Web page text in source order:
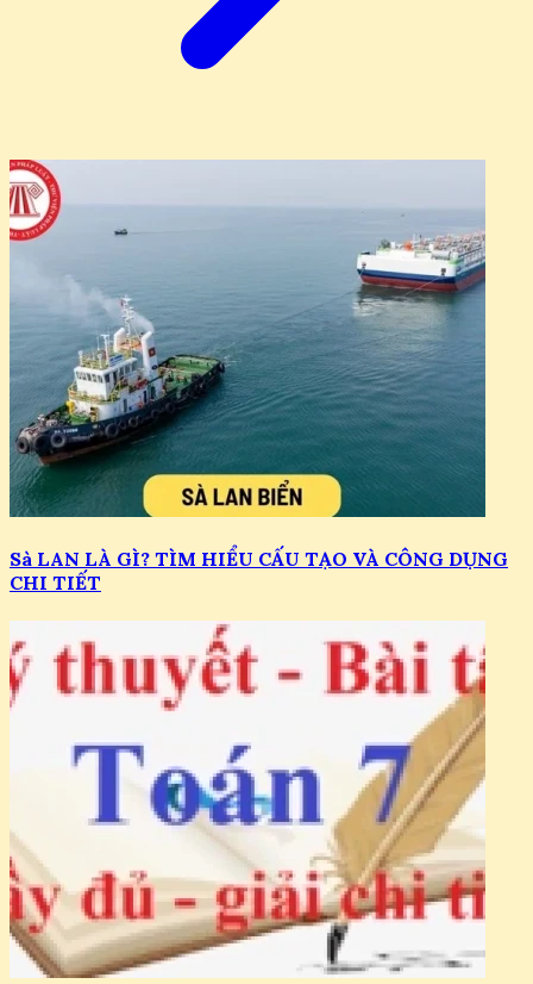
Sà LAN LÀ GÌ? TÌM HIỂU CẤU TẠO VÀ CÔNG DỤNG
CHI TIẾT